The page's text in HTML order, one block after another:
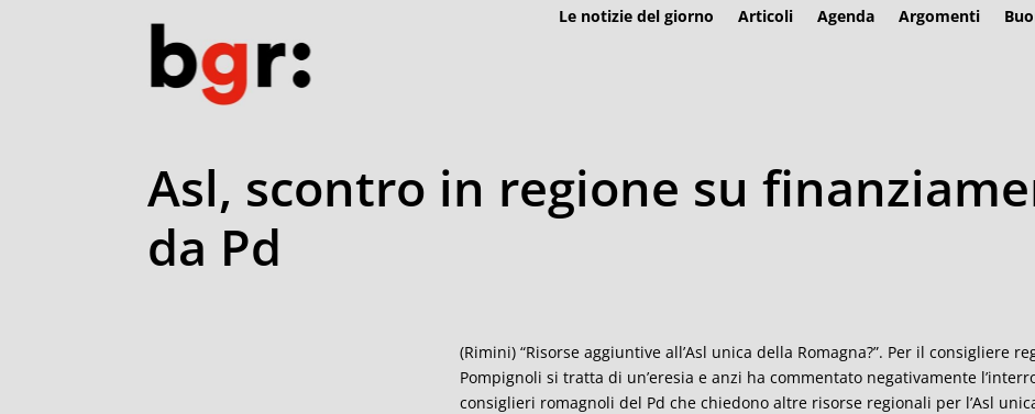
Le notizie del giorno Articoli Agenda Argomenti
Asl, scontro in regione su
da Pd
(Rimini) “Risorse aggiuntive all’Asl unica della Romagna?”. Per il consigliere
Pompignoli si tratta di un’eresia e anzi ha commentato negativamente
consiglieri romagnoli del Pd che chiedono altre risorse regionali per l’Asl